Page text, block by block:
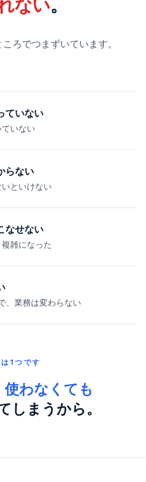
ない。
ろでつまずいています。
ていない
いない
らない
といけない
なせない
雑になった
、業務は変わらない
は1つです
使わなくても
しまうから。